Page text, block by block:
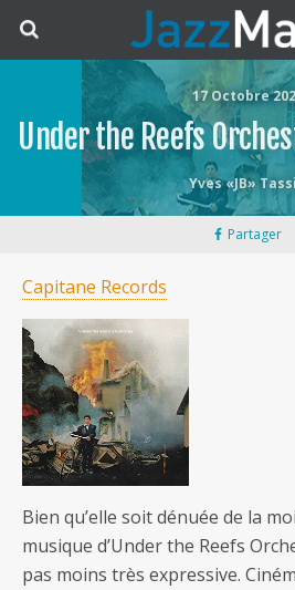
17 Octobre
Under the Reefs
Yves «JB»
Partager
Capitane Records
Bien qu’elle soit dénuée de la
musique d’Under the Reefs
pas moins très expressive.